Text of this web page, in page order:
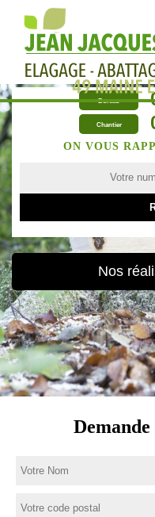
Bureau
Chantier
ON VOUS
Nos